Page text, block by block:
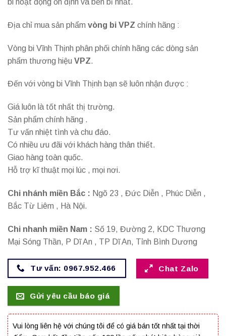
bi hoạt động ổn định và bền bỉ nhất.
Địa chỉ mua sản phẩm vòng bi VPZ chính hãng :
Vòng bi Vĩnh Thịnh phân phối chính hãng các dòng sản
phẩm thương hiệu VPZ.
Đến với vòng bi Vĩnh Thịnh bạn sẽ luôn nhận được :
Giá luôn là tốt nhất thị trường.
Sản phẩm chính hãng .
Tư vấn nhiệt tình và chu đáo.
Có nhiều ưu đãi với khách hàng thân thiết.
Giao hàng toàn quốc.
Hỗ trợ kĩ thuật mọi lúc , mọi nơi.
Chi nhánh miền Bắc : Ngõ 23 , Đức Diễn , Phúc Diễn ,
Bắc Từ Liêm , Hà Nội.
Chi nhanh miền Nam : Số 19, Đường 2, KDC Thương
Mại Sóng Thần, P Dĩ An , TP Dĩ An, Tỉnh Bình Dương
Tư vấn: 0967.952.466 Chat Zalo
Gửi yêu cầu báo giá
Vui lòng liên hệ với chúng tôi để có giá bán tốt nhất tại thời